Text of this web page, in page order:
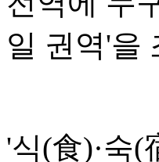
일 권역'을
'식(食)·숙(